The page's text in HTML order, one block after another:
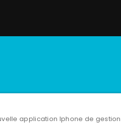
application Iphone de